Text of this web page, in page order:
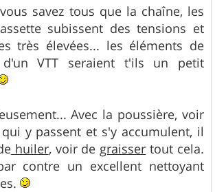
savez tous que la chaîne, les
subissent des tensions et
très élevées... les éléments de
d'un VTT seraient t'ils un petit
Avec la poussière, voir
y passent et s'y accumulent, il
huiler, voir de graisser tout cela.
contre un excellent nettoyant